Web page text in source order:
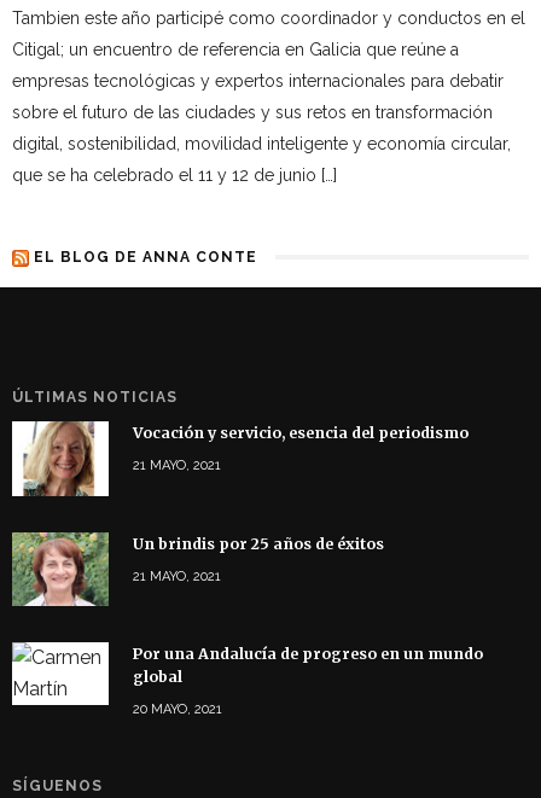
Tambien este año participé como coordinador y conductos en el
Citigal; un encuentro de referencia en Galicia que reúne a
empresas tecnológicas y expertos internacionales para debatir
sobre el futuro de las ciudades y sus retos en transformación
digital, sostenibilidad, movilidad inteligente y economía circular,
que se ha celebrado el 11 y 12 de junio […]
EL BLOG DE ANNA CONTE
ÚLTIMAS NOTICIAS
Vocación y servicio, esencia del periodismo
21 MAYO, 2021
Un brindis por 25 años de éxitos
21 MAYO, 2021
Por una Andalucía de progreso en un mundo
global
20 MAYO, 2021
SÍGUENOS